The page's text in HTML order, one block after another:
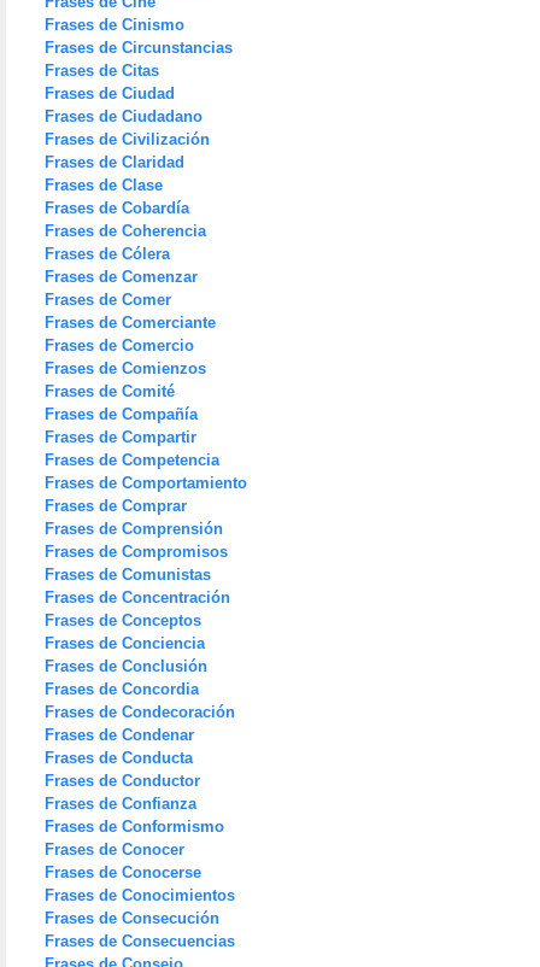
Frases de Cinismo
Frases de Circunstancias
Frases de Citas
Frases de Ciudad
Frases de Ciudadano
Frases de Civilización
Frases de Claridad
Frases de Clase
Frases de Cobardía
Frases de Coherencia
Frases de Cólera
Frases de Comenzar
Frases de Comer
Frases de Comerciante
Frases de Comercio
Frases de Comienzos
Frases de Comité
Frases de Compañía
Frases de Compartir
Frases de Competencia
Frases de Comportamiento
Frases de Comprar
Frases de Comprensión
Frases de Compromisos
Frases de Comunistas
Frases de Concentración
Frases de Conceptos
Frases de Conciencia
Frases de Conclusión
Frases de Concordia
Frases de Condecoración
Frases de Condenar
Frases de Conducta
Frases de Conductor
Frases de Confianza
Frases de Conformismo
Frases de Conocer
Frases de Conocerse
Frases de Conocimientos
Frases de Consecución
Frases de Consecuencias